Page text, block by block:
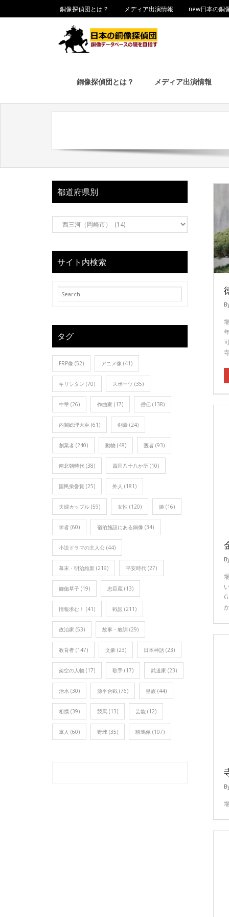
銅像探偵団とは？ メディア出演情報 new日本の銅
銅像探偵団とは？ メディア出演情報
都道府県別
サイト内検索
タグ
FRP像 (52) アニメ像 (41)
キリシタン (70) スポーツ (35)
中華 (26) 作曲家 (17) 僧侶 (138)
内閣総理大臣 (61) 剣豪 (24)
創業者 (240) 動物 (48) 医者 (93)
南北朝時代 (38) 四国八十八か所 (10)
国民栄誉賞 (25) 外人 (181)
夫婦カップル (59) 女性 (120) 姫 (16)
学者 (60) 宿泊施設にある銅像 (34)
小説ドラマの主人公 (44)
幕末・明治維新 (219) 平安時代 (27)
御伽草子 (19) 忠臣蔵 (13)
情報求む！ (41) 戦国 (211)
政治家 (53) 故事・教訓 (29)
教育者 (147) 文豪 (23) 日本神話 (23)
架空の人物 (17) 歌手 (17) 武道家 (23)
治水 (30) 源平合戦 (76) 皇族 (44)
相撲 (39) 競馬 (13) 芸能 (12)
軍人 (60) 野球 (35) 騎馬像 (107)